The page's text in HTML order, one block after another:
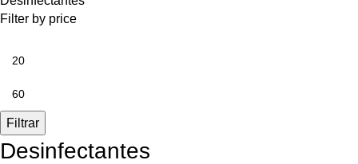
Filter by price
Filtrar
Desinfectantes